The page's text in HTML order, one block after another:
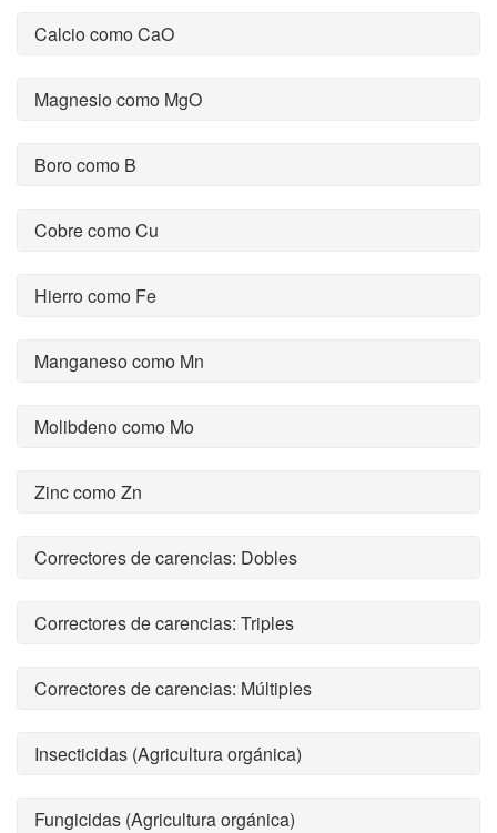
Calcio como CaO
Magnesio como MgO
Boro como B
Cobre como Cu
Hierro como Fe
Manganeso como Mn
Molibdeno como Mo
Zinc como Zn
Correctores de carencias: Dobles
Correctores de carencias: Triples
Correctores de carencias: Múltiples
Insecticidas (Agricultura orgánica)
Fungicidas (Agricultura orgánica)